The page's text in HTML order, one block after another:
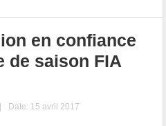
en confiance
de saison FIA
| Date: 15 avril 2017